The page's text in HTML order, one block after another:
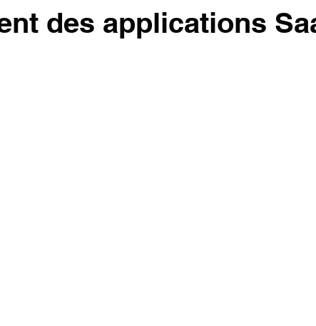
des applications